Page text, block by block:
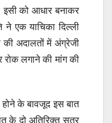
इसी को आधार बनाकर
ने एक याचिका दिल्ली
की अदालतों में अंग्रेजी
रोक लगाने की मांग की
होने के बावजूद इस बात
के दो अतिरिक्त सत्र